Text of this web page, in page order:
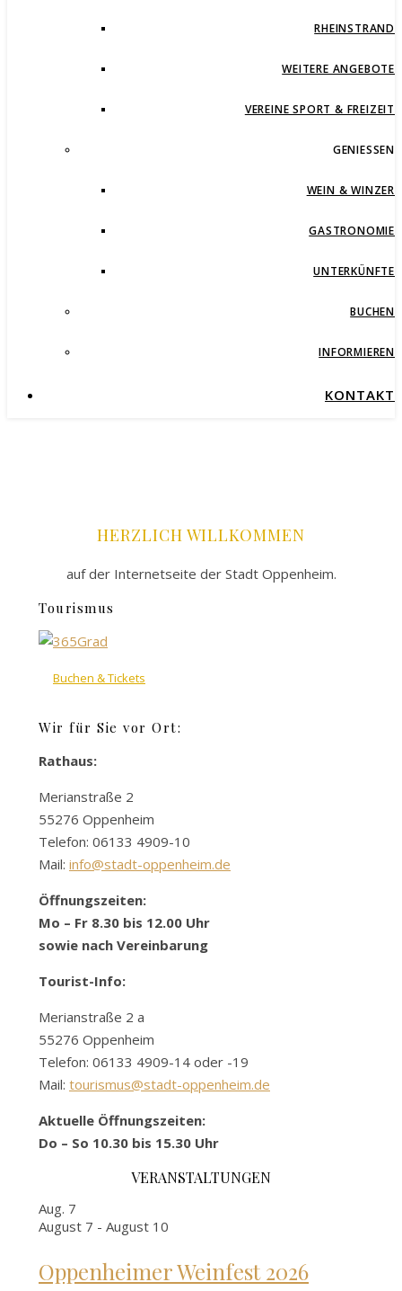
RHEINSTRAND
WEITERE ANGEBOTE
VEREINE SPORT & FREIZEIT
GENIESSEN
WEIN & WINZER
GASTRONOMIE
UNTERKÜNFTE
BUCHEN
INFORMIEREN
KONTAKT
HERZLICH WILLKOMMEN
auf der Internetseite der Stadt Oppenheim.
Tourismus
Buchen & Tickets
Wir für Sie vor Ort:
Rathaus:
Merianstraße 2
55276 Oppenheim
Telefon: 06133 4909-10
Mail: info@stadt-oppenheim.de
Öffnungszeiten:
Mo – Fr 8.30 bis 12.00 Uhr
sowie nach Vereinbarung
Tourist-Info:
Merianstraße 2 a
55276 Oppenheim
Telefon: 06133 4909-14 oder -19
Mail: tourismus@stadt-oppenheim.de
Aktuelle Öffnungszeiten:
Do – So 10.30 bis 15.30 Uhr
VERANSTALTUNGEN
Aug. 7
August 7 - August 10
Oppenheimer Weinfest 2026